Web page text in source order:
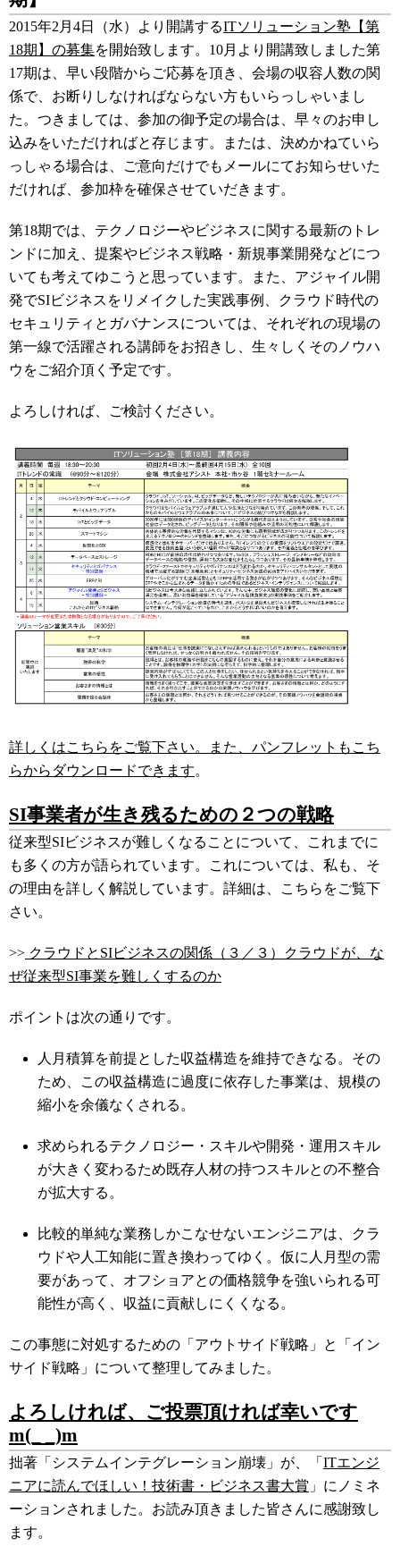
2015年2月4日（水）より開講するITソリューション塾【第
18期】の募集を開始致します。10月より開講致しました第
17期は、早い段階からご応募を頂き、会場の収容人数の関
係で、お断りしなければならない方もいらっしゃいまし
た。つきましては、参加の御予定の場合は、早々のお申し
込みをいただければと存じます。または、決めかねていら
っしゃる場合は、ご意向だけでもメールにてお知らせいた
だければ、参加枠を確保させていだきます。
第18期では、テクノロジーやビジネスに関する最新のトレ
ンドに加え、提案やビジネス戦略・新規事業開発などにつ
いても考えてゆこうと思っています。また、アジャイル開
発でSIビジネスをリメイクした実践事例、クラウド時代の
セキュリティとガバナンスについては、それぞれの現場の
第一線で活躍される講師をお招きし、生々しくそのノウハ
ウをご紹介頂く予定です。
よろしければ、ご検討ください。
詳しくはこちらをご覧下さい。また、パンフレットもこち
らからダウンロードできます。
SI事業者が生き残るための２つの戦略
従来型SIビジネスが難しくなることについて、これまでに
も多くの方が語られています。これについては、私も、そ
の理由を詳しく解説しています。詳細は、こちらをご覧下
さい。
>> クラウドとSIビジネスの関係（３／３）クラウドが、な
ぜ従来型SI事業を難しくするのか
ポイントは次の通りです。
人月積算を前提とした収益構造を維持できなる。その
ため、この収益構造に過度に依存した事業は、規模の
縮小を余儀なくされる。
求められるテクノロジー・スキルや開発・運用スキル
が大きく変わるため既存人材の持つスキルとの不整合
が拡大する。
比較的単純な業務しかこなせないエンジニアは、クラ
ウドや人工知能に置き換わってゆく。仮に人月型の需
要があって、オフショアとの価格競争を強いられる可
能性が高く、収益に貢献しにくくなる。
この事態に対処するための「アウトサイド戦略」と「イン
サイド戦略」について整理してみました。
よろしければ、ご投票頂ければ幸いです
m(_ _)m
拙著「システムインテグレーション崩壊」が、「 ITエンジ
ニアに読んでほしい！技術書・ビジネス書大賞 」にノミネ
ーションされました。お読み頂きました皆さんに感謝致し
ます。